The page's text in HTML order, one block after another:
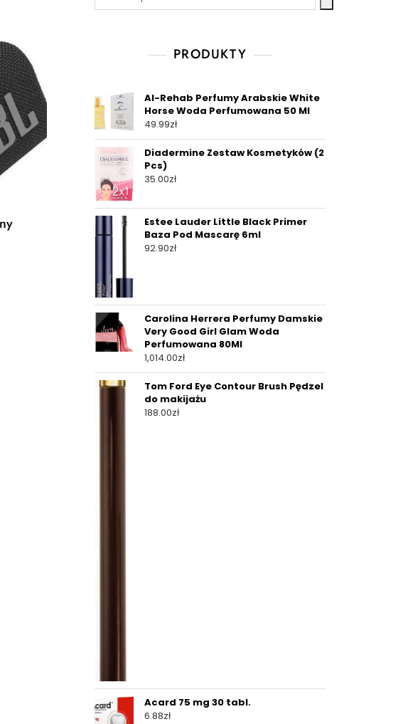
PRODUKTY
Al-Rehab Perfumy Arabskie White
Horse Woda Perfumowana 50 Ml
49.99zł
Diadermine Zestaw Kosmetyków (2
Pcs)
35.00zł
Estee Lauder Little Black Primer
Baza Pod Mascarę 6ml
92.90zł
Carolina Herrera Perfumy Damskie
Very Good Girl Glam Woda
Perfumowana 80Ml
1,014.00zł
Tom Ford Eye Contour Brush Pędzel
do makijażu
188.00zł
Acard 75 mg 30 tabl.
6.88zł